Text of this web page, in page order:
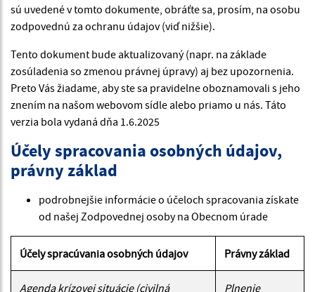
sú uvedené v tomto dokumente, obráťte sa, prosím, na osobu
zodpovednú za ochranu údajov (viď nižšie).
Tento dokument bude aktualizovaný (napr. na základe
zosúladenia so zmenou právnej úpravy) aj bez upozornenia.
Preto Vás žiadame, aby ste sa pravidelne oboznamovali s jeho
znením na našom webovom sídle alebo priamo u nás. Táto
verzia bola vydaná dňa 1.6.2025
Účely spracovania osobných údajov,
právny základ
podrobnejšie informácie o účeloch spracovania získate
od našej Zodpovednej osoby na Obecnom úrade
Účely spracúvania osobných údajov Právny základ
Agenda krízovej situácie (civilná Plnenie